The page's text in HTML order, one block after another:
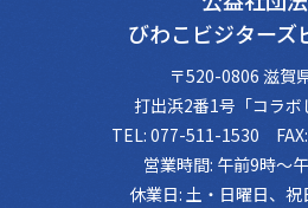
びわこビジターズ
〒520-0806 滋賀
打出浜2番1号「コラ
TEL: 077-511-1530
営業時間: 午前9時～
休業日: 土・日曜日、